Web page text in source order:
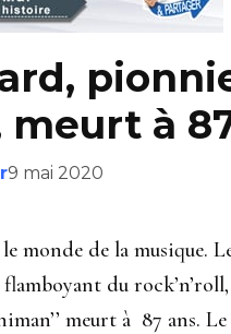
meurt à
9 mai 2020
monde de la musique.
du
meurt à 87 ans.